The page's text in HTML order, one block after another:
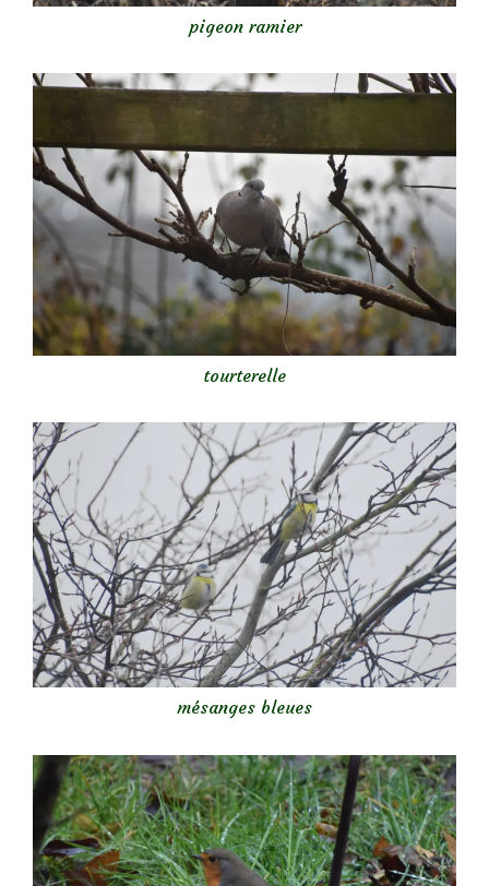
pigeon ramier
tourterelle
mésanges bleues